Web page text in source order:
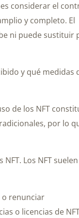
considerar el
y completo. El
ni puede sustituir
y qué medidas
de los NFT
por lo
Los NFT suelen
o renunciar
o licencias de